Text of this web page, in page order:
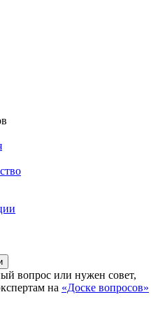
вопрос или нужен совет,
на «Доске вопросов»